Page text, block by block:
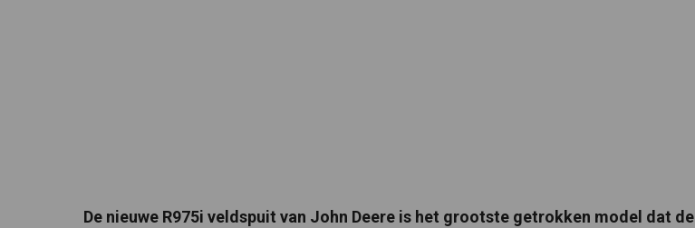
De nieuwe R975i veldspuit van John Deere is het grootste getrokken model dat de